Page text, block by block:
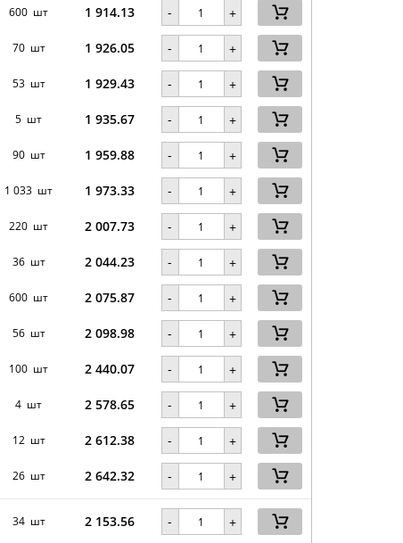
600 шт 1 914.13 - +
70 шт 1 926.05 - +
53 шт 1 929.43 - +
5 шт 1 935.67 - +
90 шт 1 959.88 - +
1 033 шт 1 973.33 - +
220 шт 2 007.73 - +
36 шт 2 044.23 - +
600 шт 2 075.87 - +
56 шт 2 098.98 - +
100 шт 2 440.07 - +
4 шт 2 578.65 - +
12 шт 2 612.38 - +
26 шт 2 642.32 - +
34 шт 2 153.56 - +